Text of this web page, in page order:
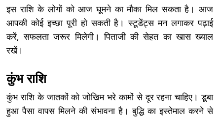
इस राशि के लोगों को आज घूमने का मौका मिल सकता है। आज
आपकी कोई इच्छा पूरी हो सकती है। स्टूडेंट्स मन लगाकर पढ़ाई
करें, सफलता जरूर मिलेगी। पिताजी की सेहत का खास ख्याल
रखें।
कुंभ राशि
कुंभ राशि के जातकों को जोखिम भरे कामों से दूर रहना चाहिए। डूबा
हुआ पैसा वापस मिलने की संभावना है। बुद्धि का इस्तेमाल करने से